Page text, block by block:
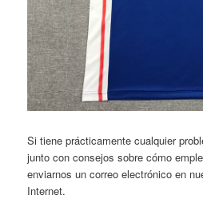
Si tiene prácticamente cualquier
junto con consejos sobre cómo
enviarnos un correo electrónico en
Internet.